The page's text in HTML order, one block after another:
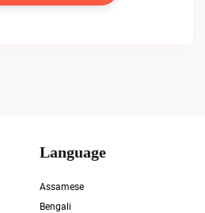
Language
Assamese
Bengali